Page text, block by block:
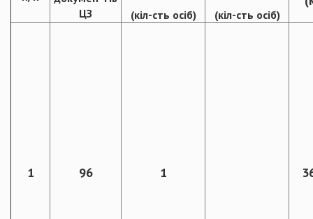
ЦЗ
(кіл-сть осіб) (кіл-сть осіб)
1 96 1